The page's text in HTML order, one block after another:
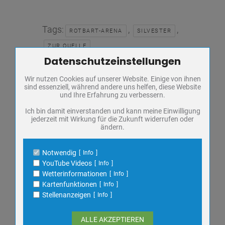
Tags: ROTBART-ARENA , SILVESTER ,
ZUR QUELLE
Ansprechpartner
Notdienste, Feuerwehr, Polizei
Familienberatung & Seelsorge
Fundbüro
Ausschreibungen
Veranstaltungen
Zum Betrieb der Seite notwendige Cookies / Drittanbieter:
Name
PHP Session Cookie
Anbieter
Eigentümer dieser Website
Schutz
Cookie Name
PHPSESSID, fe_typo_user
Name
Cookiespeicherung Entscheidungscookie
Anbieter
Eigentümer dieser Website
Zweck
Speichert die Einstellungen der Besucher
bezüglich der Speicherung von Cookies.
dywc
1 Jahr
Datenschutzeinstellungen
Wir nutzen Cookies auf unserer Website. Einige von ihnen
sind essenziell, während andere uns helfen, diese Website
und Ihre Erfahrung zu verbessern.
Ich bin damit einverstanden und kann meine Einwilligung
jederzeit mit Wirkung für die Zukunft widerrufen oder
ändern.
Notwendig Info
YouTube Videos Info
Wetterinformationen Info
Kartenfunktionen Info
Stellenanzeigen Info
ALLE AKZEPTIEREN